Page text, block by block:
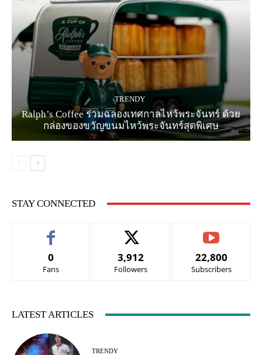
TRENDY
Ralph’s Coffee ร่วมฉลองเทศกาลไหว้พระจันทร์ ด้วย
กล่องของขวัญขนมไหว้พระจันทร์สุดพิเศษ
STAY CONNECTED
0
Fans
3,912
Followers
22,800
Subscribers
LATEST ARTICLES
TRENDY